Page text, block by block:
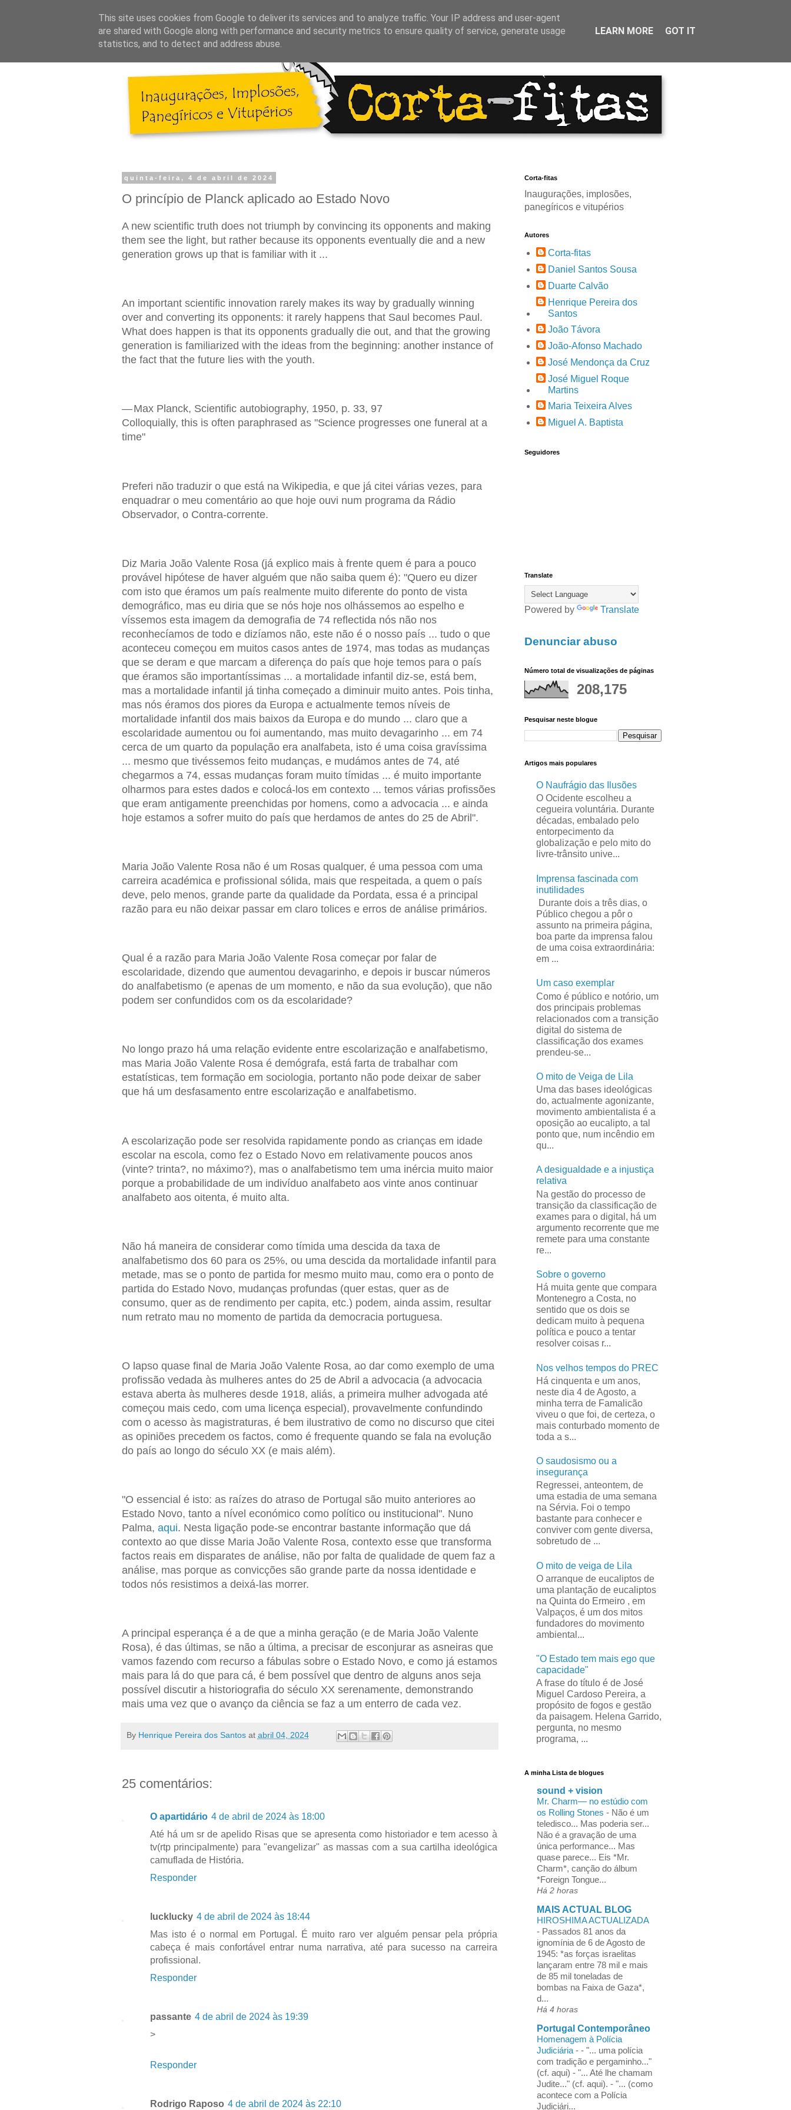
quinta-feira, 4 de abril de 2024
O princípio de Planck aplicado ao Estado Novo
A new scientific truth does not triumph by convincing its opponents and making
them see the light, but rather because its opponents eventually die and a new
generation grows up that is familiar with it ...
An important scientific innovation rarely makes its way by gradually winning
over and converting its opponents: it rarely happens that Saul becomes Paul.
What does happen is that its opponents gradually die out, and that the growing
generation is familiarized with the ideas from the beginning: another instance of
the fact that the future lies with the youth.
— Max Planck, Scientific autobiography, 1950, p. 33, 97
Colloquially, this is often paraphrased as "Science progresses one funeral at a
time"
Preferi não traduzir o que está na Wikipedia, e que já citei várias vezes, para
enquadrar o meu comentário ao que hoje ouvi num programa da Rádio
Observador, o Contra-corrente.
Diz Maria João Valente Rosa (já explico mais à frente quem é para a pouco
provável hipótese de haver alguém que não saiba quem é): "Quero eu dizer
com isto que éramos um país realmente muito diferente do ponto de vista
demográfico, mas eu diria que se nós hoje nos olhássemos ao espelho e
víssemos esta imagem da demografia de 74 reflectida nós não nos
reconhecíamos de todo e dizíamos não, este não é o nosso país ... tudo o que
aconteceu começou em muitos casos antes de 1974, mas todas as mudanças
que se deram e que marcam a diferença do país que hoje temos para o país
que éramos são importantíssimas ... a mortalidade infantil diz-se, está bem,
mas a mortalidade infantil já tinha começado a diminuir muito antes. Pois tinha,
mas nós éramos dos piores da Europa e actualmente temos níveis de
mortalidade infantil dos mais baixos da Europa e do mundo ... claro que a
escolaridade aumentou ou foi aumentando, mas muito devagarinho ... em 74
cerca de um quarto da população era analfabeta, isto é uma coisa gravíssima
... mesmo que tivéssemos feito mudanças, e mudámos antes de 74, até
chegarmos a 74, essas mudanças foram muito tímidas ... é muito importante
olharmos para estes dados e colocá-los em contexto ... temos várias profissões
que eram antigamente preenchidas por homens, como a advocacia ... e ainda
hoje estamos a sofrer muito do país que herdamos de antes do 25 de Abril".
Maria João Valente Rosa não é um Rosas qualquer, é uma pessoa com uma
carreira académica e profissional sólida, mais que respeitada, a quem o país
deve, pelo menos, grande parte da qualidade da Pordata, essa é a principal
razão para eu não deixar passar em claro tolices e erros de análise primários.
Qual é a razão para Maria João Valente Rosa começar por falar de
escolaridade, dizendo que aumentou devagarinho, e depois ir buscar números
do analfabetismo (e apenas de um momento, e não da sua evolução), que não
podem ser confundidos com os da escolaridade?
No longo prazo há uma relação evidente entre escolarização e analfabetismo,
mas Maria João Valente Rosa é demógrafa, está farta de trabalhar com
estatísticas, tem formação em sociologia, portanto não pode deixar de saber
que há um desfasamento entre escolarização e analfabetismo.
A escolarização pode ser resolvida rapidamente pondo as crianças em idade
escolar na escola, como fez o Estado Novo em relativamente poucos anos
(vinte? trinta?, no máximo?), mas o analfabetismo tem uma inércia muito maior
porque a probabilidade de um indivíduo analfabeto aos vinte anos continuar
analfabeto aos oitenta, é muito alta.
Não há maneira de considerar como tímida uma descida da taxa de
analfabetismo dos 60 para os 25%, ou uma descida da mortalidade infantil para
metade, mas se o ponto de partida for mesmo muito mau, como era o ponto de
partida do Estado Novo, mudanças profundas (quer estas, quer as de
consumo, quer as de rendimento per capita, etc.) podem, ainda assim, resultar
num retrato mau no momento de partida da democracia portuguesa.
O lapso quase final de Maria João Valente Rosa, ao dar como exemplo de uma
profissão vedada às mulheres antes do 25 de Abril a advocacia (a advocacia
estava aberta às mulheres desde 1918, aliás, a primeira mulher advogada até
começou mais cedo, com uma licença especial), provavelmente confundindo
com o acesso às magistraturas, é bem ilustrativo de como no discurso que citei
as opiniões precedem os factos, como é frequente quando se fala na evolução
do país ao longo do século XX (e mais além).
"O essencial é isto: as raízes do atraso de Portugal são muito anteriores ao
Estado Novo, tanto a nível económico como político ou institucional". Nuno
Palma, aqui. Nesta ligação pode-se encontrar bastante informação que dá
contexto ao que disse Maria João Valente Rosa, contexto esse que transforma
factos reais em disparates de análise, não por falta de qualidade de quem faz a
análise, mas porque as convicções são grande parte da nossa identidade e
todos nós resistimos a deixá-las morrer.
A principal esperança é a de que a minha geração (e de Maria João Valente
Rosa), é das últimas, se não a última, a precisar de esconjurar as asneiras que
vamos fazendo com recurso a fábulas sobre o Estado Novo, e como já estamos
mais para lá do que para cá, é bem possível que dentro de alguns anos seja
possível discutir a historiografia do século XX serenamente, demonstrando
mais uma vez que o avanço da ciência se faz a um enterro de cada vez.
By Henrique Pereira dos Santos at abril 04, 2024
25 comentários:
O apartidário 4 de abril de 2024 às 18:00
Até há um sr de apelido Risas que se apresenta como historiador e tem acesso à
tv(rtp principalmente) para "evangelizar" as massas com a sua cartilha ideológica
camuflada de História.
Responder
lucklucky 4 de abril de 2024 às 18:44
Mas isto é o normal em Portugal. É muito raro ver alguém pensar pela própria
cabeça é mais confortável entrar numa narrativa, até para sucesso na carreira
profissional.
Responder
passante 4 de abril de 2024 às 19:39
>
Responder
Rodrigo Raposo 4 de abril de 2024 às 22:10
Corta-fitas
Inaugurações, implosões,
panegíricos e vitupérios
Autores
Corta-fitas
Daniel Santos Sousa
Duarte Calvão
Henrique Pereira dos
Santos
João Távora
João-Afonso Machado
José Mendonça da Cruz
José Miguel Roque
Martins
Maria Teixeira Alves
Miguel A. Baptista
Seguidores
Translate
Powered by Translate
Denunciar abuso
Número total de visualizações de páginas
208,175
Pesquisar neste blogue
Artigos mais populares
O Naufrágio das Ilusões
O Ocidente escolheu a
cegueira voluntária. Durante
décadas, embalado pelo
entorpecimento da
globalização e pelo mito do
livre-trânsito unive...
Imprensa fascinada com
inutilidades
Durante dois a três dias, o
Público chegou a pôr o
assunto na primeira página,
boa parte da imprensa falou
de uma coisa extraordinária:
em ...
Um caso exemplar
Como é público e notório, um
dos principais problemas
relacionados com a transição
digital do sistema de
classificação dos exames
prendeu-se...
O mito de Veiga de Lila
Uma das bases ideológicas
do, actualmente agonizante,
movimento ambientalista é a
oposição ao eucalipto, a tal
ponto que, num incêndio em
qu...
A desigualdade e a injustiça
relativa
Na gestão do processo de
transição da classificação de
exames para o digital, há um
argumento recorrente que me
remete para uma constante
re...
Sobre o governo
Há muita gente que compara
Montenegro a Costa, no
sentido que os dois se
dedicam muito à pequena
política e pouco a tentar
resolver coisas r...
Nos velhos tempos do PREC
Há cinquenta e um anos,
neste dia 4 de Agosto, a
minha terra de Famalicão
viveu o que foi, de certeza, o
mais conturbado momento de
toda a s...
O saudosismo ou a
insegurança
Regressei, anteontem, de
uma estadia de uma semana
na Sérvia. Foi o tempo
bastante para conhecer e
conviver com gente diversa,
sobretudo de ...
O mito de veiga de Lila
O arranque de eucaliptos de
uma plantação de eucaliptos
na Quinta do Ermeiro , em
Valpaços, é um dos mitos
fundadores do movimento
ambiental...
"O Estado tem mais ego que
capacidade"
A frase do título é de José
Miguel Cardoso Pereira, a
propósito de fogos e gestão
da paisagem. Helena Garrido,
pergunta, no mesmo
programa, ...
A minha Lista de blogues
sound + vision
Mr. Charm— no estúdio com
os Rolling Stones - Não é um
teledisco... Mas poderia ser...
Não é a gravação de uma
única performance... Mas
quase parece... Eis *Mr.
Charm*, canção do álbum
*Foreign Tongue...
Há 2 horas
MAIS ACTUAL BLOG
HIROSHIMA ACTUALIZADA
- Passados 81 anos da
ignomínia de 6 de Agosto de
1945: *as forças israelitas
lançaram entre 78 mil e mais
de 85 mil toneladas de
bombas na Faixa de Gaza*,
d...
Há 4 horas
Portugal Contemporâneo
Homenagem à Polícia
Judiciária - - "... uma polícia
com tradição e pergaminho..."
(cf. aqui) - "... Até lhe chamam
Judite..." (cf. aqui). - "... (como
acontece com a Polícia
Judiciári...
This site uses cookies from Google to deliver its services and to analyze traffic. Your IP address and user-agent
are shared with Google along with performance and security metrics to ensure quality of service, generate usage
statistics, and to detect and address abuse.
LEARN MORE GOT IT